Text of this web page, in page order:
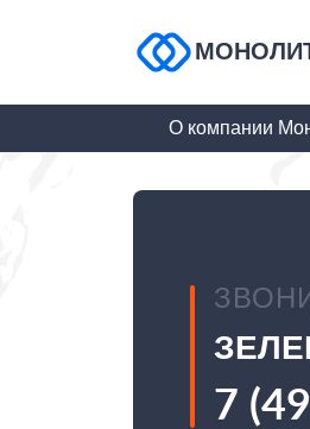
О компании
7